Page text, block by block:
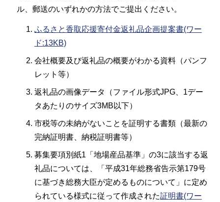
ル、郵送のいずれかの方法でご提出ください。
ふるさと香取応援寄付金返礼品企画提案書(ワー
ド:13KB)
会社概要及び返礼品の概要がわかる資料（パンフ
レット等）
返礼品の画像データ（ファイル形式JPG、1デー
タあたりのサイズ3MB以下）
市税等の未納がないことを証明する書類（最新の
完納証明書、納税証明書等）
募集要項別紙1「地場産品基準」の3に該当する返
礼品については、「平成31年総務省告示第179号
に基づき総務大臣が定めるものについて」に定め
られている様式に従って作成された証明書(ワー